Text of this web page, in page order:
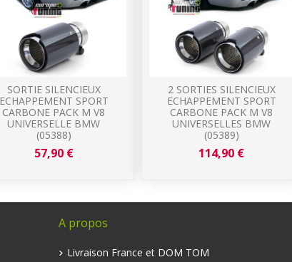
SORTIE SILENCIEUX
ECHAPPEMENT SPORT
CARBONE PACK M V8
UNIVERSELLE BMW
(05388)
57,90 €
2 SORTIES SILENCIEUX
ECHAPPEMENT SPORT
CARBONE PACK M V8
UNIVERSELLES BMW
(05389)
114,90 €
A propos
Livraison France et DOM TOM